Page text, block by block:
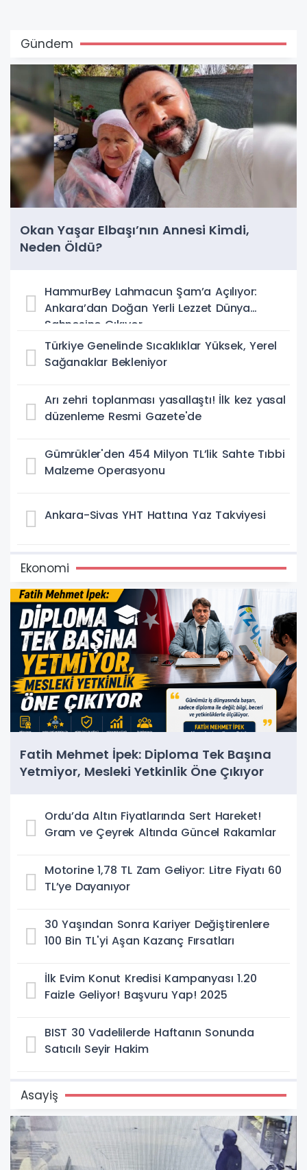
Gündem
Okan Yaşar Elbaşı’nın Annesi Kimdi,
Neden Öldü?
HammurBey Lahmacun Şam’a Açılıyor:
Ankara’dan Doğan Yerli Lezzet Dünya
Sahnesine Çıkıyor
Türkiye Genelinde Sıcaklıklar Yüksek, Yerel
Sağanaklar Bekleniyor
Arı zehri toplanması yasallaştı! İlk kez yasal
düzenleme Resmi Gazete'de
Gümrükler'den 454 Milyon TL’lik Sahte Tıbbi
Malzeme Operasyonu
Ankara-Sivas YHT Hattına Yaz Takviyesi
Ekonomi
Fatih Mehmet İpek: Diploma Tek Başına
Yetmiyor, Mesleki Yetkinlik Öne Çıkıyor
Ordu’da Altın Fiyatlarında Sert Hareket!
Gram ve Çeyrek Altında Güncel Rakamlar
Motorine 1,78 TL Zam Geliyor: Litre Fiyatı 60
TL’ye Dayanıyor
30 Yaşından Sonra Kariyer Değiştirenlere
100 Bin TL'yi Aşan Kazanç Fırsatları
İlk Evim Konut Kredisi Kampanyası 1.20
Faizle Geliyor! Başvuru Yap! 2025
BIST 30 Vadelilerde Haftanın Sonunda
Satıcılı Seyir Hakim
Asayiş